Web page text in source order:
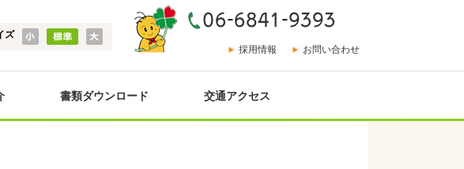
採用情報 お問い合わせ
ズ
書類ダウンロード 交通アクセス